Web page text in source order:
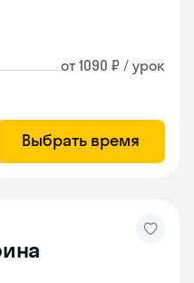
от 1090 ₽ / урок
Выбрать время